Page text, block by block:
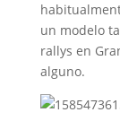
un modelo
rallys en
alguno.